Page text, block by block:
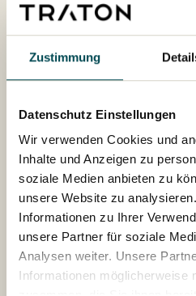
Zustimmung
Datenschutz Einstellungen
Wir verwenden Cookies und
Inhalte und Anzeigen zu
soziale Medien anbieten zu
unsere Website zu
Informationen zu Ihrer
unsere Partner für soziale
Analysen weiter. Unsere
Informationen möglicherweise
Ein einheitlicher
Batteriepacks,
Harmonisierung der
kann TRATON die
skalieren, Updates
Innovationen in der
vorantreiben.
Klingenberg, dass
weiterhin eine hohe
müssen unsere